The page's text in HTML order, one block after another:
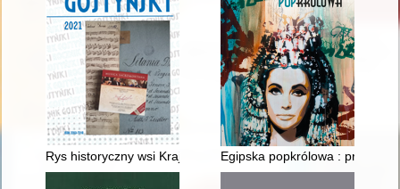
Rys historyczny wsi Krajewice Egipska popkrólowa :